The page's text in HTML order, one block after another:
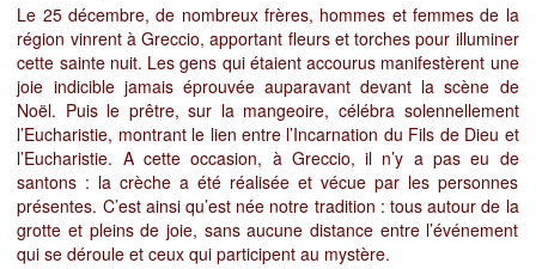
Le 25 décembre, de nombreux frères, hommes et femmes de la
région vinrent à Greccio, apportant fleurs et torches pour illuminer
cette sainte nuit. Les gens qui étaient accourus manifestèrent une
joie indicible jamais éprouvée auparavant devant la scène de
Noël. Puis le prêtre, sur la mangeoire, célébra solennellement
l’Eucharistie, montrant le lien entre l’Incarnation du Fils de Dieu et
l’Eucharistie. A cette occasion, à Greccio, il n’y a pas eu de
santons : la crèche a été réalisée et vécue par les personnes
présentes. C’est ainsi qu’est née notre tradition : tous autour de la
grotte et pleins de joie, sans aucune distance entre l’événement
qui se déroule et ceux qui participent au mystère.